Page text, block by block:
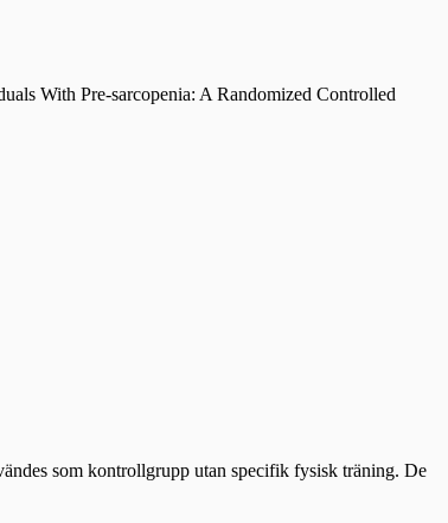
With Pre-sarcopenia: A Randomized Controlled
som kontrollgrupp utan specifik fysisk träning. De